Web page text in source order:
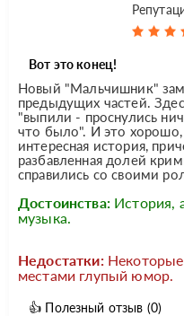
Вот это конец!
Новый "Мальчишник"
предыдущих частей.
"выпили - проснулись
что было". И это хорошо,
интересная история,
разбавленная долей
справились со своими
Достоинства: История,
музыка.
Недостатки:
местами глупый юмор.
👍 Полезный отзыв (0)